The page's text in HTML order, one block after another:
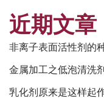
近期文章
非离子表面活性剂的
金属加工之低泡清洗剂
乳化剂原来是这样起